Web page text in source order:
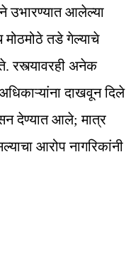
उभारण्यात आलेल्या
मोठमोठे तडे गेल्याचे
रस्त्यावरही अनेक
दाखवून दिले
देण्यात आले; मात्र
आरोप नागरिकांनी